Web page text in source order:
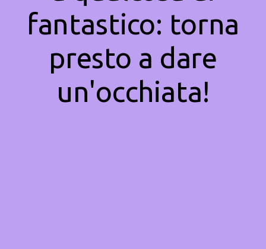
fantastico: torna
presto a dare
un'occhiata!